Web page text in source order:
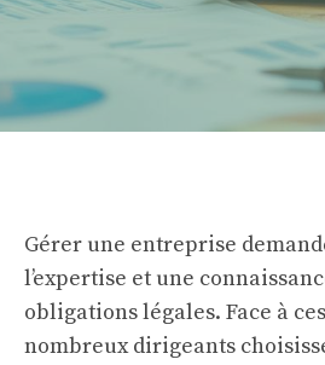
Gérer une entreprise
l’expertise et une
obligations légales. Face à
nombreux dirigeants